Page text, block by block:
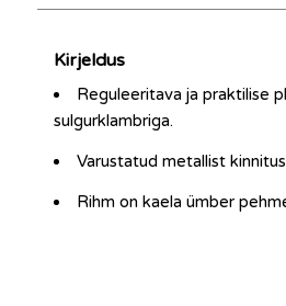
Kirjeldus
Reguleeritava ja praktilise
sulgurklambriga.
Varustatud metallist
Rihm on kaela ümber